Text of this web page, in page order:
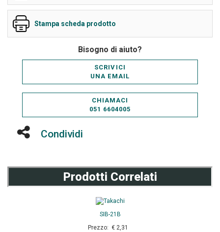
Stampa scheda prodotto
Bisogno di aiuto?
SCRIVICI
UNA EMAIL
CHIAMACI
051 6604005
Condividi
Prodotti Correlati
SIB-21B
Prezzo: € 2,31